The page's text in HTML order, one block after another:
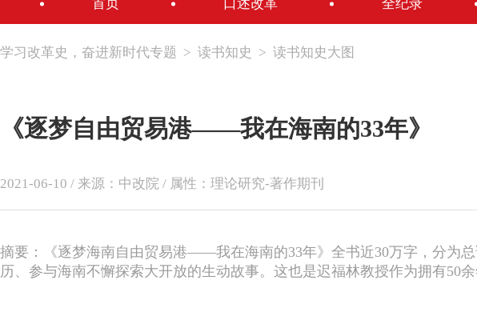
首页 口述改革 全纪录
学习改革史，奋进新时代专题 > 读书知史 > 读书知史大图
《逐梦自由贸易港——我在海南的33年》
2021-06-10 / 来源：中改院 / 属性：理论研究-著作期刊
摘要：《逐梦海南自由贸易港——我在海南的33年》全书近30万字，分为
历、参与海南不懈探索大开放的生动故事。这也是迟福林教授作为拥有50